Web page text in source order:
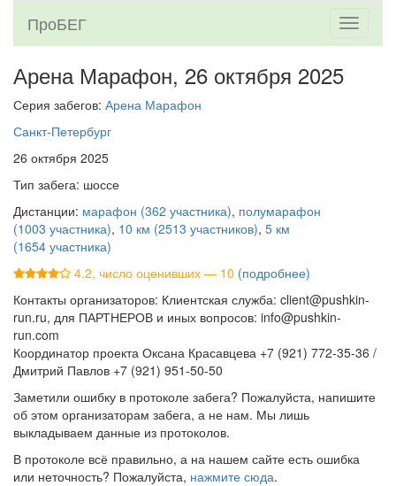
Toggle
ПроБЕГ
Арена Марафон, 26 октября 2025
Серия забегов: Арена Марафон
Санкт-Петербург
26 октября 2025
Тип забега: шоссе
Дистанции: марафон (362 участника), полумарафон
(1003 участника), 10 км (2513 участников), 5 км
(1654 участника)
4.2, число оценивших — 10 (подробнее)
Контакты организаторов: Клиентская служба: client@pushkin-
run.ru, для ПАРТНЕРОВ и иных вопросов: info@pushkin-
run.com
Координатор проекта Оксана Красавцева +7 (921) 772-35-36 /
Дмитрий Павлов +7 (921) 951-50-50
Заметили ошибку в протоколе забега? Пожалуйста, напишите
об этом организаторам забега, а не нам. Мы лишь
выкладываем данные из протоколов.
В протоколе всё правильно, а на нашем сайте есть ошибка
или неточность? Пожалуйста, нажмите сюда.